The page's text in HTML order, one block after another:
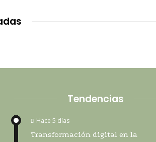
Tendencias
Hace 5 días
Transformación digital en la